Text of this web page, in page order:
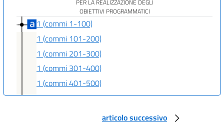
PER LA REALIZZAZIONE DEGLI
OBIETTIVI PROGRAMMATICI
1 (commi 1-100)
1 (commi 101-200)
1 (commi 201-300)
1 (commi 301-400)
1 (commi 401-500)
1 (commi 501-600)
articolo successivo